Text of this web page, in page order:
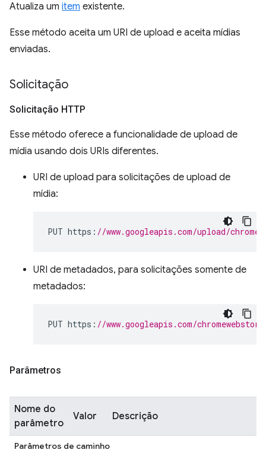
Atualiza um item existente.
Esse método aceita um URI de upload e aceita mídias
enviadas.
Solicitação
Solicitação HTTP
Esse método oferece a funcionalidade de upload de
mídia usando dois URIs diferentes.
URI de upload para solicitações de upload de
mídia:
PUT https : //www.googleapis.com/upload/
URI de metadados, para solicitações somente de
metadados:
PUT https : //www.googleapis.com/
Parâmetros
Nome do
parâmetro
Valor Descrição
Parâmetros de caminho